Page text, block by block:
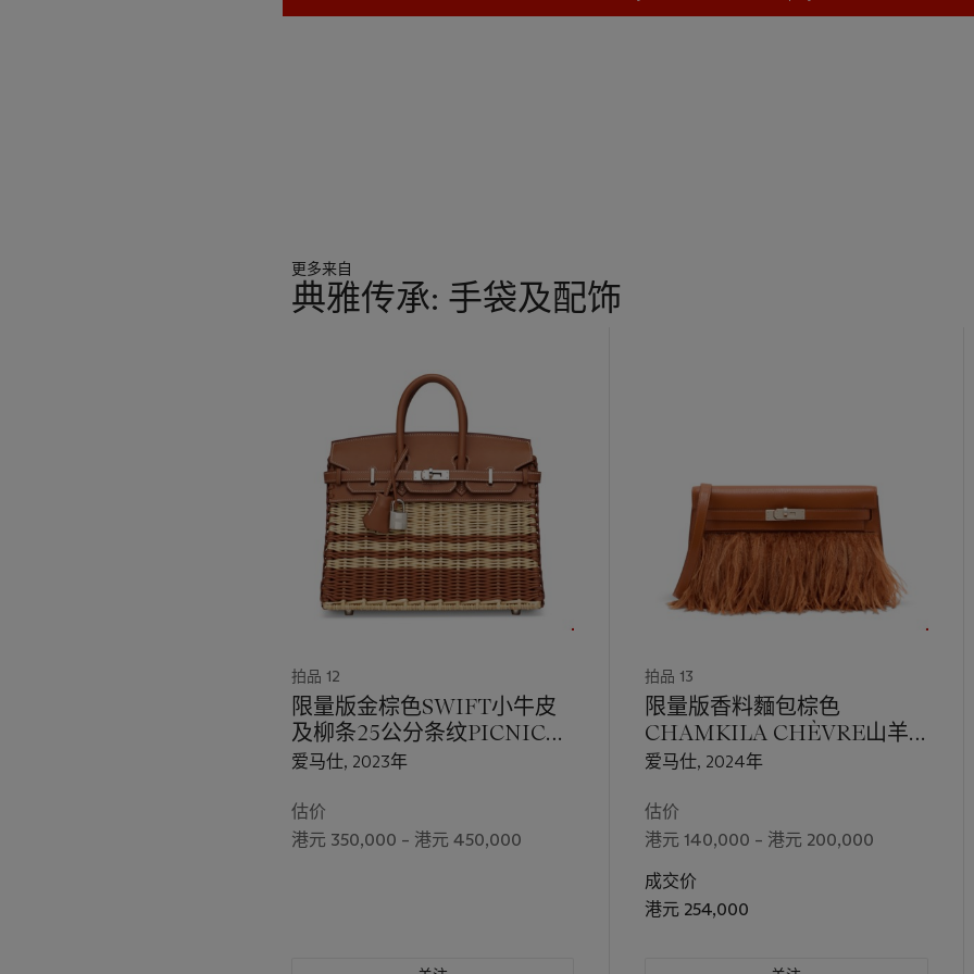
更多来自
典雅传承: 手袋及配饰
拍品 12
限量版金棕色SWIFT小牛皮
及柳条25公分条纹PICNIC柏
金包附钯金配件
爱马仕, 2023年
估价
港元 350,000 – 港元 450,000
拍品 13
限量版香料麵包棕色
CHAMKILA CHÈVRE山羊
皮及羽毛KELLY ÉLAN
爱马仕, 2024年
估价
港元 140,000 – 港元 200,000
成交价
港元 254,000